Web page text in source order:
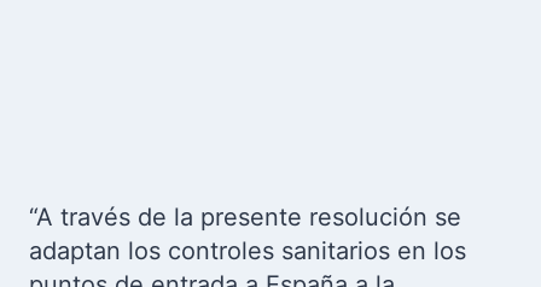
“A través de la presente resolución se
adaptan los controles sanitarios en los